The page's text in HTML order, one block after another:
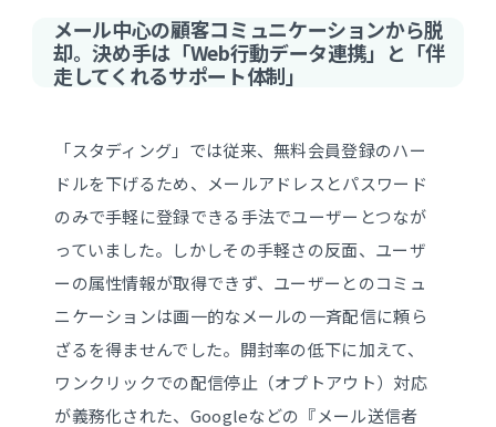
メール中心の顧客コミュニケーションから脱
却。決め手は「Web行動データ連携」と「伴
走してくれるサポート体制」
「スタディング」では従来、無料会員登録のハー
ドルを下げるため、メールアドレスとパスワード
のみで手軽に登録できる手法でユーザーとつなが
っていました。しかしその手軽さの反面、ユーザ
ーの属性情報が取得できず、ユーザーとのコミュ
ニケーションは画一的なメールの一斉配信に頼ら
ざるを得ませんでした。開封率の低下に加えて、
ワンクリックでの配信停止（オプトアウト）対応
が義務化された、Googleなどの『メール送信者